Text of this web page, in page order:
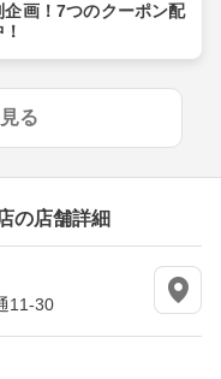
企画！7つのクーポン配
る
の店舗詳細
11-30